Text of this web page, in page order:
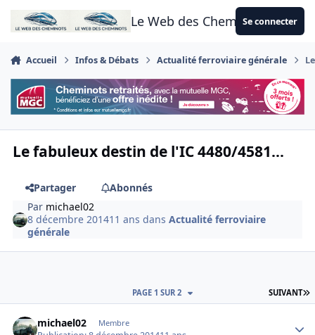
Aller au contenu
Le Web des CheminotsSe connecter
Accueil Infos & Débats Actualité ferroviaire générale
Le fabuleux destin de l'IC 4480/4581...
Partager
Abonnés
Par michael02
8 décembre 201411 ans dansActualité ferroviaire
générale
SUIVANT
PAGE 1 SUR 2
michael02 Membre